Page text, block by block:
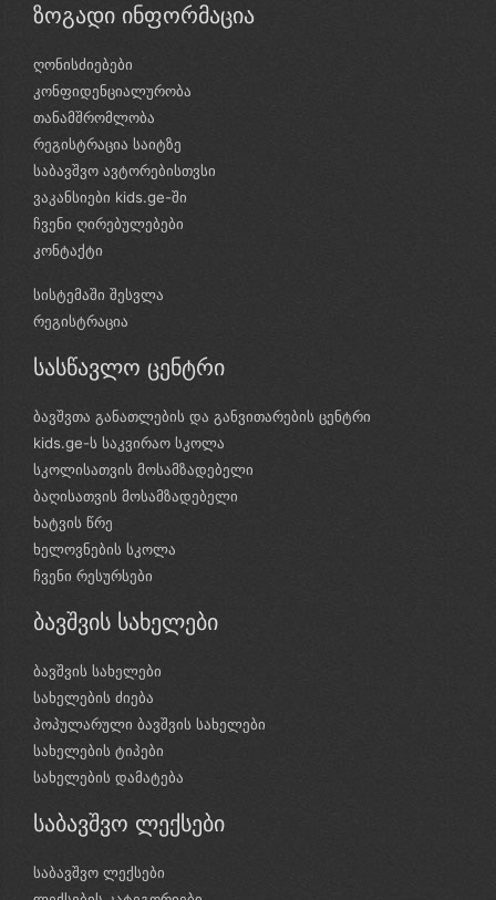
ზოგადი ინფორმაცია
ღონისძიებები
კონფიდენციალურობა
თანამშრომლობა
რეგისტრაცია საიტზე
საბავშვო ავტორებისთვსი
ვაკანსიები kids.ge-ში
ჩვენი ღირებულებები
კონტაქტი
სისტემაში შესვლა
რეგისტრაცია
სასწავლო ცენტრი
ბავშვთა განათლების და განვითარების ცენტრი
kids.ge-ს საკვირაო სკოლა
სკოლისათვის მოსამზადებელი
ბაღისათვის მოსამზადებელი
ხატვის წრე
ხელოვნების სკოლა
ჩვენი რესურსები
ბავშვის სახელები
ბავშვის სახელები
სახელების ძიება
პოპულარული ბავშვის სახელები
სახელების ტიპები
სახელების დამატება
საბავშვო ლექსები
საბავშვო ლექსები